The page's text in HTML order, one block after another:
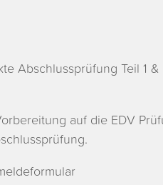
Abschlussprüfung Teil 1 &
auf die EDV